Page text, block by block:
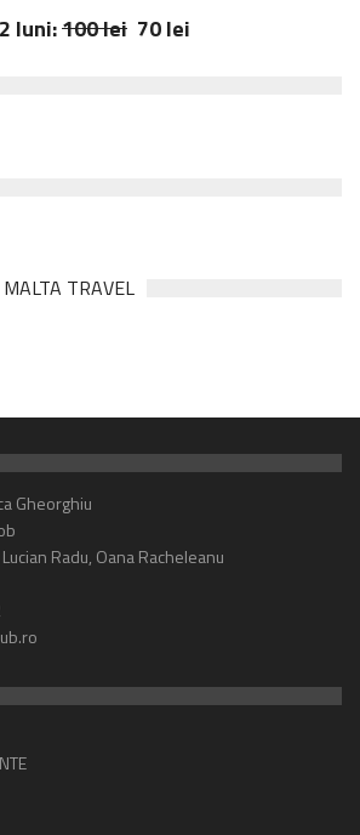
luni:100 lei 70 lei
TRAVEL
Gheorghiu
Radu, Oana Racheleanu